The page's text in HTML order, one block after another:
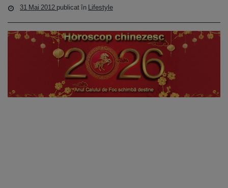
31 Mai 2012 publicat în Lifestyle